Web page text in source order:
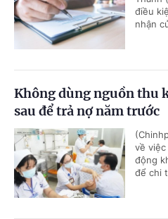
điều
nhận
Không dùng nguồn thu
sau để trả nợ năm trước
về
động
để chi